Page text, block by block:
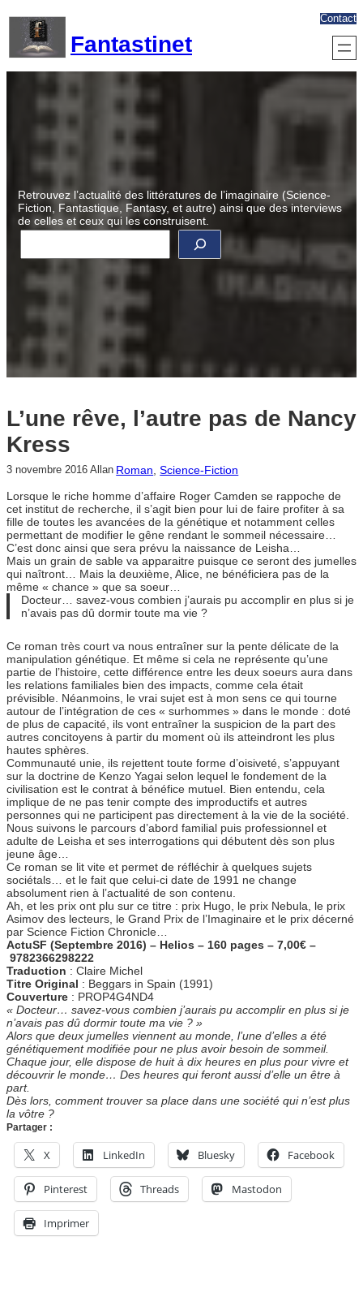
contenu
Fantastinet
Contact
Retrouvez l’actualité des littératures de l’imaginaire (Science-
Fiction, Fantastique, Fantasy, et autre) ainsi que des interviews
de celles et ceux qui les construisent.
R
c
L’une rêve, l’autre pas de Nancy
Kress
3 novembre 2016 Allan Roman, Science-Fiction
Lorsque le riche homme d’affaire Roger Camden se rappoche de
cet institut de recherche, il s’agit bien pour lui de faire profiter à sa
fille de toutes les avancées de la génétique et notamment celles
permettant de modifier le gêne rendant le sommeil nécessaire…
C’est donc ainsi que sera prévu la naissance de Leisha…
Mais un grain de sable va apparaitre puisque ce seront des jumelles
qui naîtront… Mais la deuxième, Alice, ne bénéficiera pas de la
même « chance » que sa soeur…
Docteur… savez-vous combien j’aurais pu accomplir en plus si je
n’avais pas dû dormir toute ma vie ?
Ce roman très court va nous entraîner sur la pente délicate de la
manipulation génétique. Et même si cela ne représente qu’une
partie de l’histoire, cette différence entre les deux soeurs aura dans
les relations familiales bien des impacts, comme cela était
prévisible. Néanmoins, le vrai sujet est à mon sens ce qui tourne
autour de l’intégration de ces « surhommes » dans le monde : doté
de plus de capacité, ils vont entraîner la suspicion de la part des
autres concitoyens à partir du moment où ils atteindront les plus
hautes sphères.
Communauté unie, ils rejettent toute forme d’oisiveté, s’appuyant
sur la doctrine de Kenzo Yagai selon lequel le fondement de la
civilisation est le contrat à bénéfice mutuel. Bien entendu, cela
implique de ne pas tenir compte des improductifs et autres
personnes qui ne participent pas directement à la vie de la société.
Nous suivons le parcours d’abord familial puis professionnel et
adulte de Leisha et ses interrogations qui débutent dès son plus
jeune âge…
Ce roman se lit vite et permet de réfléchir à quelques sujets
sociétals… et le fait que celui-ci date de 1991 ne change
absolument rien à l’actualité de son contenu.
Ah, et les prix ont plu sur ce titre : prix Hugo, le prix Nebula, le prix
Asimov des lecteurs, le Grand Prix de l’Imaginaire et le prix décerné
par Science Fiction Chronicle…
ActuSF (Septembre 2016) – Helios – 160 pages – 7,00€ –
9782366298222
Traduction : Claire Michel
Titre Original : Beggars in Spain (1991)
Couverture : PROP4G4ND4
« Docteur… savez-vous combien j’aurais pu accomplir en plus si je
n’avais pas dû dormir toute ma vie ? »
Alors que deux jumelles viennent au monde, l’une d’elles a été
génétiquement modifiée pour ne plus avoir besoin de sommeil.
Chaque jour, elle dispose de huit à dix heures en plus pour vivre et
découvrir le monde… Des heures qui feront aussi d’elle un être à
part.
Dès lors, comment trouver sa place dans une société qui n’est plus
la vôtre ?
Partager :
X LinkedIn Bluesky Facebook
Pinterest Threads Mastodon
Imprimer